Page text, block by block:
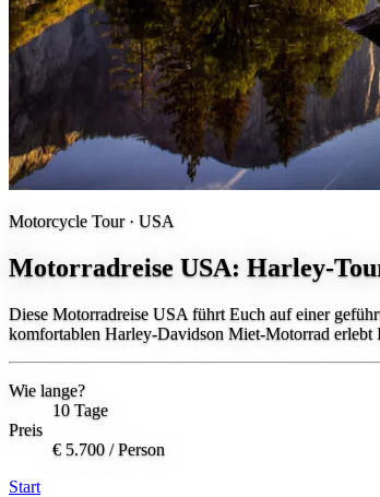
Motorcycle Tour · USA
Motorradreise USA: Harley-
Diese Motorradreise USA führt Euch auf einer
komfortablen Harley-Davidson Miet-Motorrad erlebt
Wie lange?
10 Tage
Preis
€ 5.700 / Person
Start